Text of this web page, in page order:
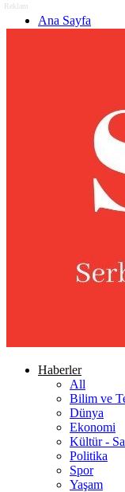
Ana Sayfa
Haberler
All
Bilim ve
Dünya
Ekonomi
Kültür -
Politika
Spor
Yaşam
Reklam